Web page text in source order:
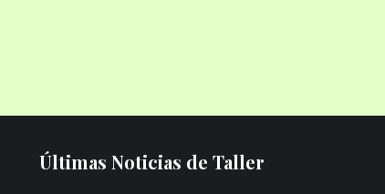
Últimas Noticias de Taller